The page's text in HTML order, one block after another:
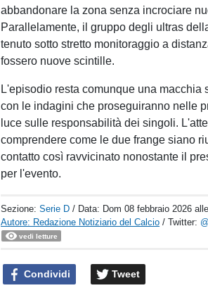
abbandonare la zona senza incrociare
Parallelamente, il gruppo degli ultras
tenuto sotto stretto monitoraggio a
fossero nuove scintille.
L'episodio resta comunque una macchia
con le indagini che proseguiranno nelle
luce sulle responsabilità dei singoli.
comprendere come le due frange siano
contatto così ravvicinato nonostante il
per l'evento.
Sezione:Serie D / Data: Dom 08 febbraio 2026
Autore: Redazione Notiziario del Calcio / Twitter:
vedi letture
Condividi Tweet